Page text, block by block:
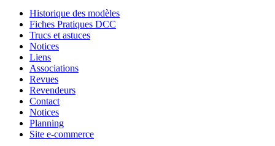
Historique des modèles
Fiches Pratiques DCC
Trucs et astuces
Notices
Liens
Associations
Revues
Revendeurs
Contact
Notices
Planning
Site e-commerce